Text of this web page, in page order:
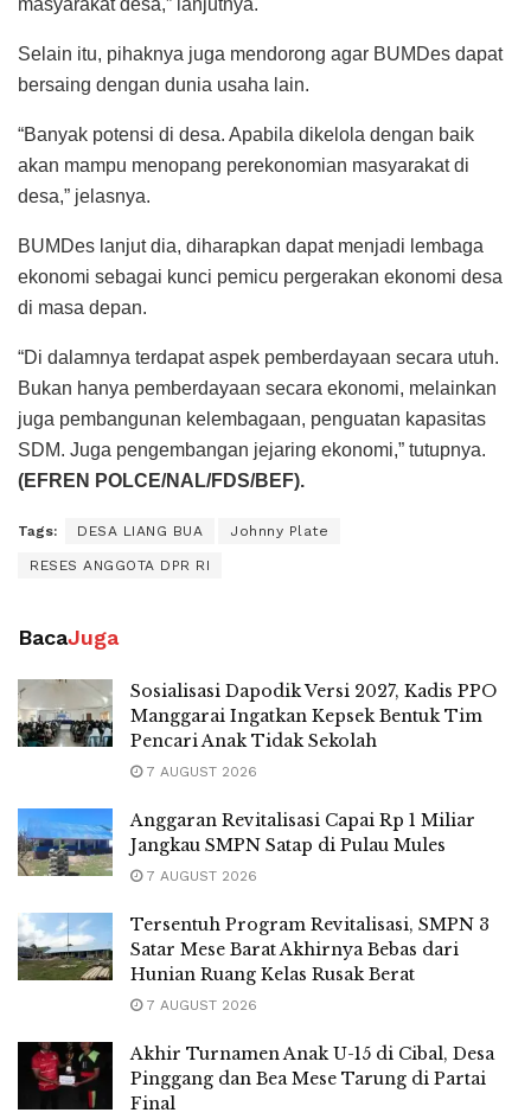
Selain itu, pihaknya juga mendorong agar BUMDes dapat
bersaing dengan dunia usaha lain.
“Banyak potensi di desa. Apabila dikelola dengan baik
akan mampu menopang perekonomian masyarakat di
desa,” jelasnya.
BUMDes lanjut dia, diharapkan dapat menjadi lembaga
ekonomi sebagai kunci pemicu pergerakan ekonomi desa
di masa depan.
“Di dalamnya terdapat aspek pemberdayaan secara utuh.
Bukan hanya pemberdayaan secara ekonomi, melainkan
juga pembangunan kelembagaan, penguatan kapasitas
SDM. Juga pengembangan jejaring ekonomi,” tutupnya.
(EFREN POLCE/NAL/FDS/BEF).
Tags: DESA LIANG BUA Johnny Plate
RESES ANGGOTA DPR RI
BacaJuga
Sosialisasi Dapodik Versi 2027, Kadis PPO
Manggarai Ingatkan Kepsek Bentuk Tim
Pencari Anak Tidak Sekolah
7 AUGUST 2026
Anggaran Revitalisasi Capai Rp 1 Miliar
Jangkau SMPN Satap di Pulau Mules
7 AUGUST 2026
Tersentuh Program Revitalisasi, SMPN 3
Satar Mese Barat Akhirnya Bebas dari
Hunian Ruang Kelas Rusak Berat
7 AUGUST 2026
Akhir Turnamen Anak U-15 di Cibal, Desa
Pinggang dan Bea Mese Tarung di Partai
Final